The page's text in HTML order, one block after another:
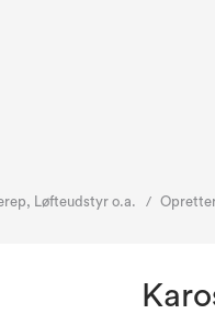
Løfteudstyr o.a. /